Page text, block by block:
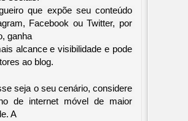
que expõe seu conteúdo
Facebook ou Twitter, por
ganha
alcance e visibilidade e pode
ao blog.
seja o seu cenário, considere
de internet móvel de maior
A